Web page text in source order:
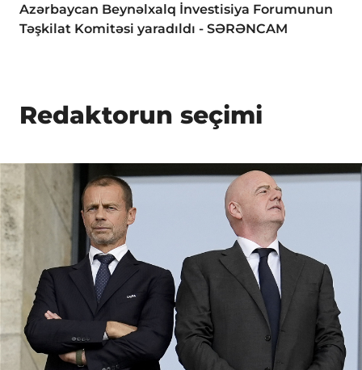
Azərbaycan Beynəlxalq İnvestisiya Forumunun
Təşkilat Komitəsi yaradıldı - SƏRƏNCAM
Redaktorun seçimi